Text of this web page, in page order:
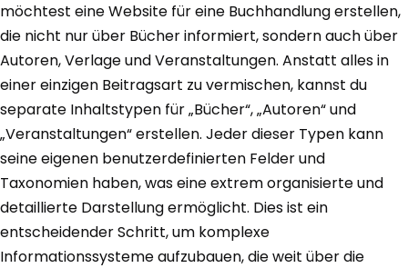
möchtest eine Website für eine Buchhandlung erstellen,
die nicht nur über Bücher informiert, sondern auch über
Autoren, Verlage und Veranstaltungen. Anstatt alles in
einer einzigen Beitragsart zu vermischen, kannst du
separate Inhaltstypen für „Bücher“, „Autoren“ und
„Veranstaltungen“ erstellen. Jeder dieser Typen kann
seine eigenen benutzerdefinierten Felder und
Taxonomien haben, was eine extrem organisierte und
detaillierte Darstellung ermöglicht. Dies ist ein
entscheidender Schritt, um komplexe
Informationssysteme aufzubauen, die weit über die